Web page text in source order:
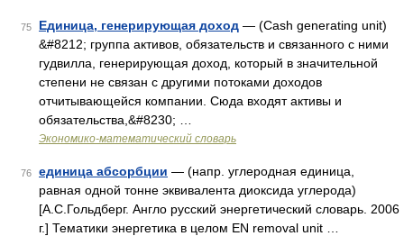
75 Единица, генерирующая доход — (Cash generating unit)
&#8212; группа активов, обязательств и связанного с ними
гудвилла, генерирующая доход, который в значительной
степени не связан с другими потоками доходов
отчитывающейся компании. Сюда входят активы и
обязательства,&#8230; …
Экономико-математический словарь
76 единица абсорбции — (напр. углеродная единица,
равная одной тонне эквивалента диоксида углерода)
[А.С.Гольдберг. Англо русский энергетический словарь. 2006
г.] Тематики энергетика в целом EN removal unit …